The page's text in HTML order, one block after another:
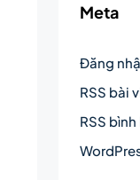
Meta
Đăng
RSS bài
RSS